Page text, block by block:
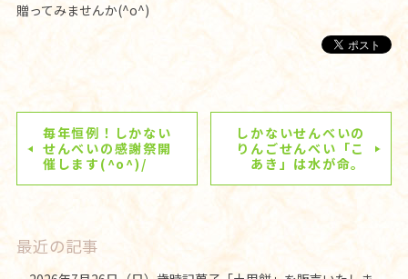
贈ってみませんか(^o^)
毎年恒例！しかない
せんべいの感謝祭開
催します(^o^)/
しかないせんべいの
りんごせんべい「こ
あき」は水が命。
最近の記事